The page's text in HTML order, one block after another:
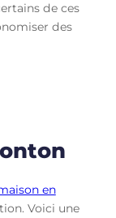
de ces
des
en
Voici une